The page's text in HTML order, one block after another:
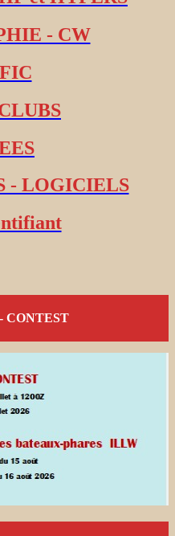
- CW
- LOGICIELS
CONTEST